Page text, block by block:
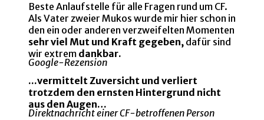
Beste Anlaufstelle für alle Fragen rund um CF.
Als Vater zweier Mukos wurde mir hier schon in
den ein oder anderen verzweifelten Momenten
sehr viel Mut und Kraft gegeben, dafür sind
wir extrem dankbar.
Google-Rezension
...vermittelt Zuversicht und verliert
trotzdem den ernsten Hintergrund nicht
aus den Augen…
Direktnachricht einer CF-betroffenen Person